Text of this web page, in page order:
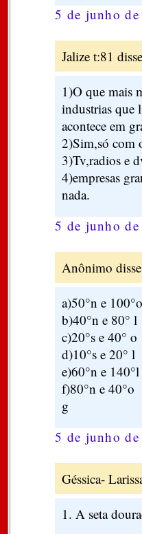
5 de junho
Jalize t:81
1)O que mais
industrias que
acontece em
2)Sim,só com
3)Tv,radios e
4)empresas
nada.
5 de junho
Anônimo
a)50°n e 100°o
b)40°n e 80° l
c)20°s e 40° o
d)10°s e 20° l
e)60°n e 140°l
f)80°n e 40°o
g
5 de junho
Géssica-
1. A seta